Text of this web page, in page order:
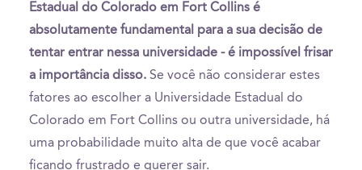
Estadual do Colorado em Fort Collins é
absolutamente fundamental para a sua decisão de
tentar entrar nessa universidade - é impossível frisar
a importância disso. Se você não considerar estes
fatores ao escolher a Universidade Estadual do
Colorado em Fort Collins ou outra universidade, há
uma probabilidade muito alta de que você acabar
ficando frustrado e querer sair.